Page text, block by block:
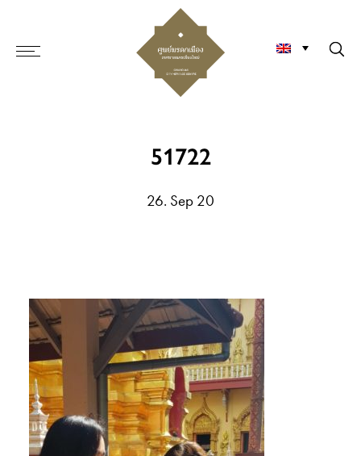
51722
26. Sep 20